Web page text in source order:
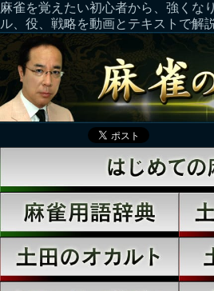
麻雀を覚えたい初心者から、強くな
ル、役、戦略を動画とテキストで解